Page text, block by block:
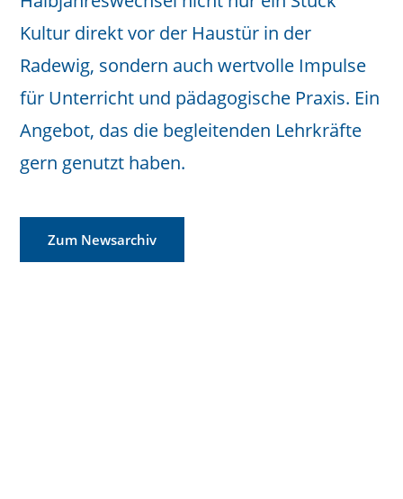
Kultur direkt vor der Haustür in der
Radewig, sondern auch wertvolle Impulse
für Unterricht und pädagogische Praxis. Ein
Angebot, das die begleitenden Lehrkräfte
gern genutzt haben.
Zum Newsarchiv